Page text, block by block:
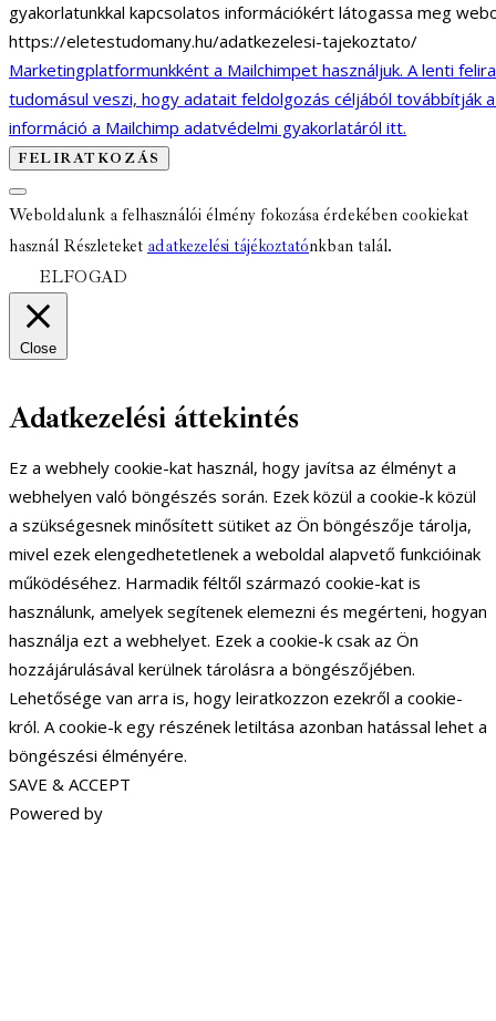
gyakorlatunkkal kapcsolatos információkért látogassa meg
https://eletestudomany.hu/adatkezelesi-tajekoztato/
Marketingplatformunkként a Mailchimpet használjuk. A lenti
tudomásul veszi, hogy adatait feldolgozás céljából továbbítják
információ a Mailchimp adatvédelmi gyakorlatáról itt.
Weboldalunk a felhasználói élmény fokozása érdekében cookiekat
használ Részleteket adatkezelési tájékoztatónkban talál.
ELFOGAD
Close
Adatkezelési áttekintés
Ez a webhely cookie-kat használ, hogy javítsa az élményt a
webhelyen való böngészés során. Ezek közül a cookie-k közül
a szükségesnek minősített sütiket az Ön böngészője tárolja,
mivel ezek elengedhetetlenek a weboldal alapvető funkcióinak
működéséhez. Harmadik féltől származó cookie-kat is
használunk, amelyek segítenek elemezni és megérteni, hogyan
használja ezt a webhelyet. Ezek a cookie-k csak az Ön
hozzájárulásával kerülnek tárolásra a böngészőjében.
Lehetősége van arra is, hogy leiratkozzon ezekről a cookie-
król. A cookie-k egy részének letiltása azonban hatással lehet a
böngészési élményére.
SAVE & ACCEPT
Powered by